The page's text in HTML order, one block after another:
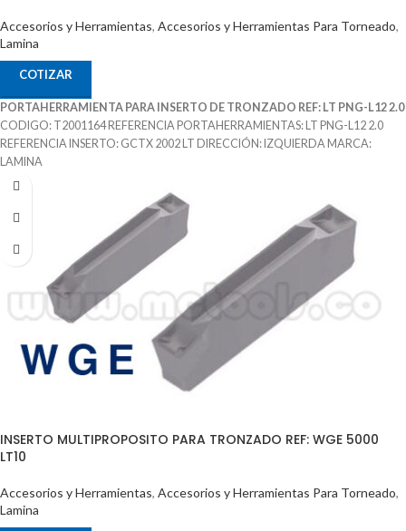
Accesorios y Herramientas, Accesorios y Herramientas Para Torneado,
Lamina
COTIZAR
PORTAHERRAMIENTA PARA INSERTO DE TRONZADO REF: LT PNG-L12 2.0
CODIGO: T2001164 REFERENCIA PORTAHERRAMIENTAS: LT PNG-L12 2.0
REFERENCIA INSERTO: GCTX 2002 LT DIRECCIÓN: IZQUIERDA MARCA:
LAMINA
INSERTO MULTIPROPOSITO PARA TRONZADO REF: WGE 5000
LT10
Accesorios y Herramientas, Accesorios y Herramientas Para Torneado,
Lamina